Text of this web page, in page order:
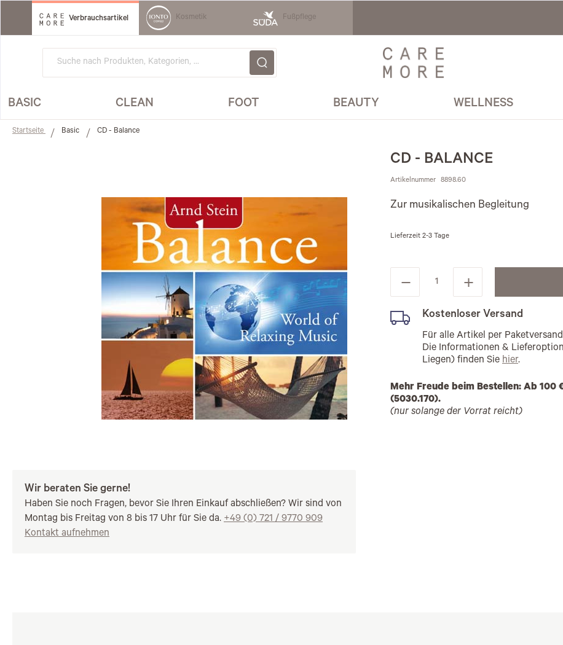
Direkt
zum
Verbrauchsartikel Kosmetik Fußpflege
BASIC CLEAN FOOT BEAUTY WELLNESS
Startseite Basic CD - Balance
Wir beraten Sie gerne!
Haben Sie noch Fragen, bevor Sie Ihren Einkauf abschließen? Wir sind von
Montag bis Freitag von 8 bis 17 Uhr für Sie da. +49 (0) 721 / 9770 909
Kontakt aufnehmen
CD - BALANCE
Artikelnummer 8898.60
Zur musikalischen Begleitung
Lieferzeit 2-3 Tage
Kostenloser Versand
Für alle Artikel per
Die Informationen &
Liegen) finden Sie hier.
Mehr Freude beim Bestellen: Ab 100
(5030.170).
(nur solange der Vorrat reicht)